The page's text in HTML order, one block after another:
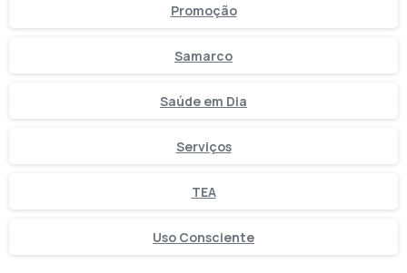
Promoção
Samarco
Saúde em Dia
Serviços
TEA
Uso Consciente